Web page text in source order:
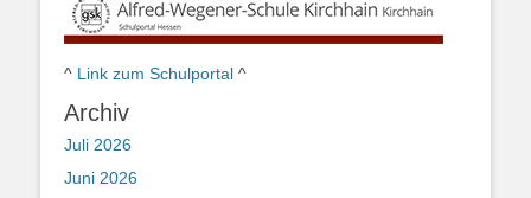
^ Link zum Schulportal ^
Archiv
Juli 2026
Juni 2026